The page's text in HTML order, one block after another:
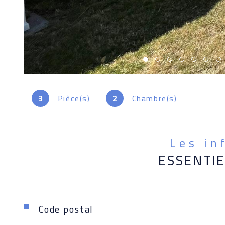
3 Pièce(s) 2 Chambre(s)
Les
Caractéristiques Valeurs
Code postal